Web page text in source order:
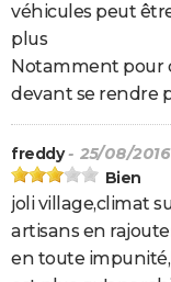
véhicules peut
plus
Notamment pour
devant se rendre
freddy- 25/08/2016
Bien
joli village,climat
artisans en
en toute